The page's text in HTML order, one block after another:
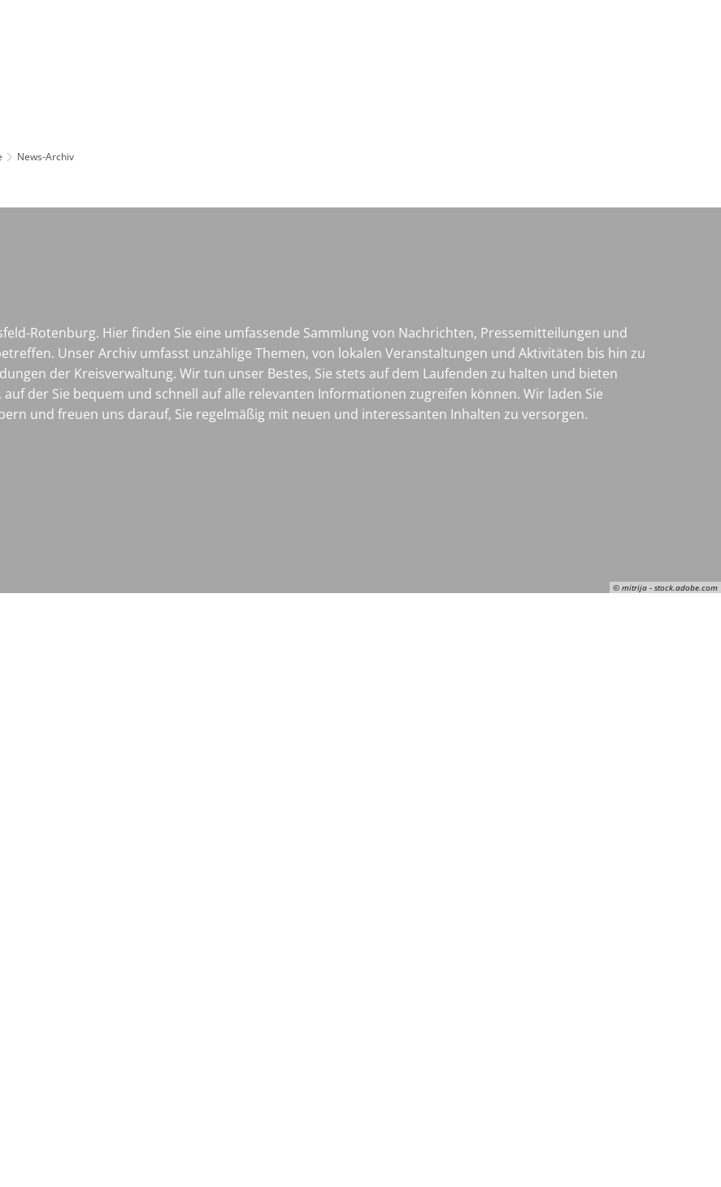
News-Archiv
© mitrija - stock.adobe.com
Rotenburg. Hier finden Sie eine umfassende Sammlung von Nachrichten, Pressemitteilungen und
Unser Archiv umfasst unzählige Themen, von lokalen Veranstaltungen und Aktivitäten bis hin zu
der Kreisverwaltung. Wir tun unser Bestes, Sie stets auf dem Laufenden zu halten und bieten
der Sie bequem und schnell auf alle relevanten Informationen zugreifen können. Wir laden Sie
und freuen uns darauf, Sie regelmäßig mit neuen und interessanten Inhalten zu versorgen.